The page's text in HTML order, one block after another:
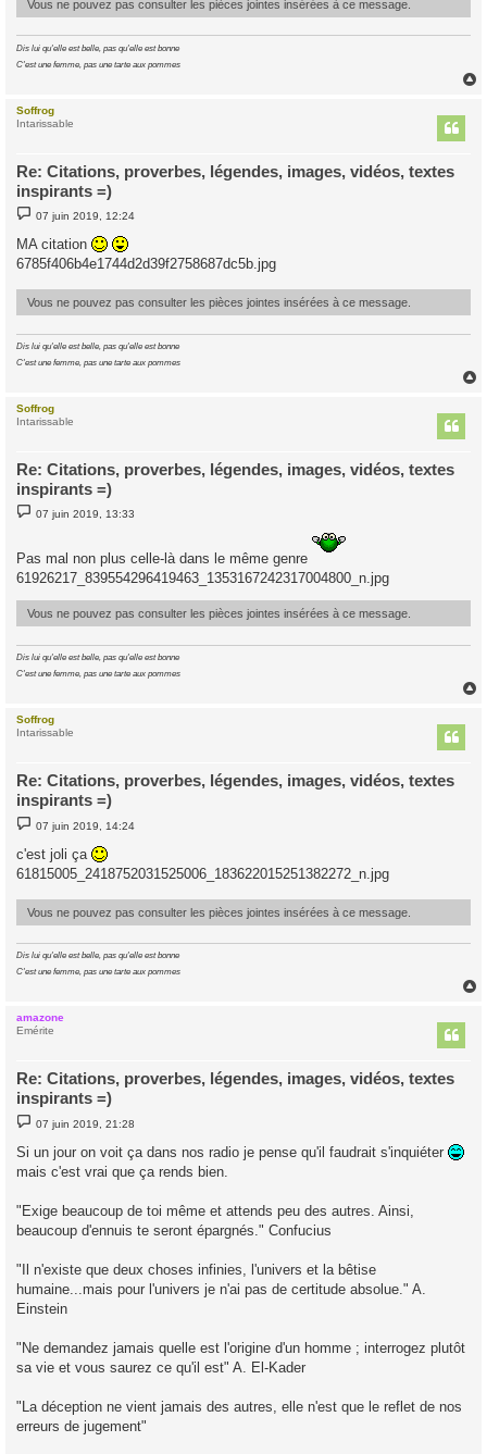
Vous ne pouvez pas consulter les pièces jointes insérées à ce message.
Dis lui qu'elle est belle, pas qu'elle est bonne
C'est une femme, pas une tarte aux pommes
Soffrog
Intarissable
Re: Citations, proverbes, légendes, images, vidéos, textes
inspirants =)
M
e
s
s
a
e
07 juin 2019, 12:24
MA citation
6785f406b4e1744d2d39f2758687dc5b.jpg
Vous ne pouvez pas consulter les pièces jointes insérées à ce message.
Dis lui qu'elle est belle, pas qu'elle est bonne
C'est une femme, pas une tarte aux pommes
Soffrog
Intarissable
Re: Citations, proverbes, légendes, images, vidéos, textes
inspirants =)
M
e
a
g
e
07 juin 2019, 13:33
Pas mal non plus celle-là dans le même genre
61926217_839554296419463_1353167242317004800_n.jpg
Vous ne pouvez pas consulter les pièces jointes insérées à ce message.
Dis lui qu'elle est belle, pas qu'elle est bonne
C'est une femme, pas une tarte aux pommes
Soffrog
Intarissable
Re: Citations, proverbes, légendes, images, vidéos, textes
inspirants =)
M
e
s
a
e
07 juin 2019, 14:24
c'est joli ça
61815005_2418752031525006_183622015251382272_n.jpg
Vous ne pouvez pas consulter les pièces jointes insérées à ce message.
Dis lui qu'elle est belle, pas qu'elle est bonne
C'est une femme, pas une tarte aux pommes
amazone
Emérite
Re: Citations, proverbes, légendes, images, vidéos, textes
inspirants =)
M
e
s
a
07 juin 2019, 21:28
Si un jour on voit ça dans nos radio je pense qu'il faudrait s'inquiéter
mais c'est vrai que ça rends bien.
"Exige beaucoup de toi même et attends peu des autres. Ainsi,
beaucoup d'ennuis te seront épargnés." Confucius
"Il n'existe que deux choses infinies, l'univers et la bêtise
humaine...mais pour l'univers je n'ai pas de certitude absolue." A.
Einstein
"Ne demandez jamais quelle est l'origine d'un homme ; interrogez plutôt
sa vie et vous saurez ce qu'il est" A. El-Kader
"La déception ne vient jamais des autres, elle n'est que le reflet de nos
erreurs de jugement"